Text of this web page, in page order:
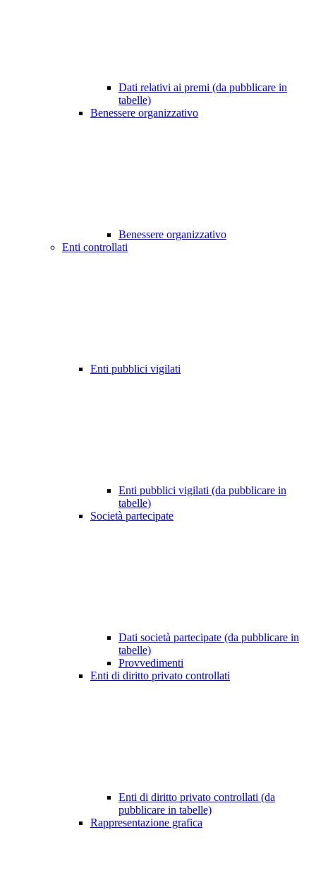
Dati relativi ai premi (da pubblicare in
tabelle)
Benessere organizzativo
Benessere organizzativo
Enti controllati
Enti pubblici vigilati
Enti pubblici vigilati (da pubblicare in
tabelle)
Società partecipate
Dati società partecipate (da pubblicare in
tabelle)
Provvedimenti
Enti di diritto privato controllati
Enti di diritto privato controllati (da
pubblicare in tabelle)
Rappresentazione grafica